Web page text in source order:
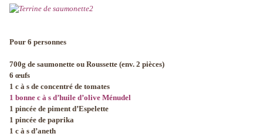
Pour 6 personnes
700g de saumonette ou Roussette (env. 2 pièces)
6 œufs
1 c à s de concentré de tomates
1 bonne c à s d’huile d’olive Ménudel
1 pincée de piment d’Espelette
1 pincée de paprika
1 c à s d’aneth